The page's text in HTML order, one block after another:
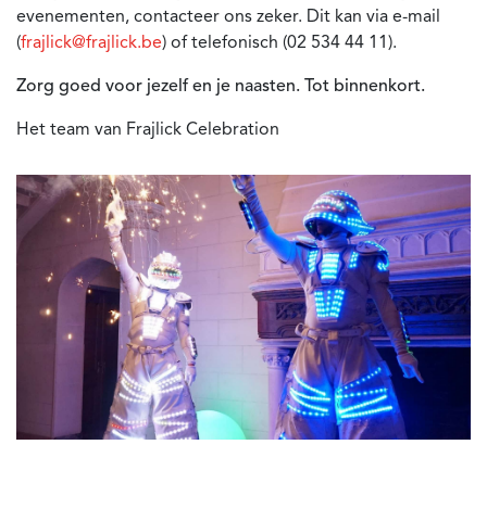
evenementen, contacteer ons zeker. Dit kan via e-mail
(frajlick@frajlick.be) of telefonisch (02 534 44 11).
Zorg goed voor jezelf en je naasten. Tot binnenkort.
Het team van Frajlick Celebration